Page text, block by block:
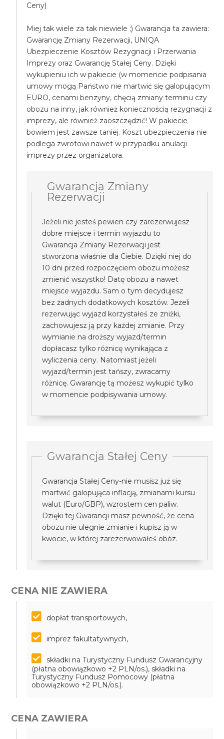
Ceny)
Miej tak wiele za tak niewiele ;) Gwarancja ta zawiera:
Gwarancję Zmiany Rezerwacji, UNIQA
Ubezpieczenie Kosztów Rezygnacji i Przerwania
Imprezy oraz Gwarancję Stałej Ceny. Dzięki
wykupieniu ich w pakiecie (w momencie podpisania
umowy mogą Państwo nie martwić się galopującym
EURO, cenami benzyny, chęcią zmiany terminu czy
obozu na inny, jak również koniecznością rezygnacji z
imprezy, ale również zaoszczędzić! W pakiecie
bowiem jest zawsze taniej. Koszt ubezpieczenia nie
podlega zwrotowi nawet w przypadku anulacji
imprezy przez organizatora.
Gwarancja Zmiany
Rezerwacji
Jeżeli nie jesteś pewien czy zarezerwujesz
dobre miejsce i termin wyjazdu to
Gwarancja Zmiany Rezerwacji jest
stworzona właśnie dla Ciebie. Dzięki niej do
10 dni przed rozpoczęciem obozu możesz
zmienić wszystko! Datę obozu a nawet
miejsce wyjazdu. Sam o tym decydujesz
bez żadnych dodatkowych kosztów. Jeżeli
rezerwując wyjazd korzystałeś ze zniżki,
zachowujesz ją przy każdej zmianie. Przy
wymianie na droższy wyjazd/termin
dopłacasz tylko różnicę wynikająca z
wyliczenia ceny. Natomiast jeżeli
wyjazd/termin jest tańszy, zwracamy
różnicę. Gwarancję tą możesz wykupić tylko
w momencie podpisywania umowy.
Gwarancja Stałej Ceny
Gwarancja Stałej Ceny-nie musisz już się
martwić galopująca inflacją, zmianami kursu
walut (Euro/GBP), wzrostem cen paliw.
Dzięki tej Gwarancji masz pewność, że cena
obozu nie ulegnie zmianie i kupisz ją w
kwocie, w której zarezerwowałeś obóz.
CENA NIE ZAWIERA
dopłat transportowych,
imprez fakultatywnych,
składki na Turystyczny Fundusz Gwarancyjny
(płatna obowiązkowo +2 PLN/os.), składki na
Turystyczny Fundusz Pomocowy (płatna
obowiązkowo +2 PLN/os.).
CENA ZAWIERA